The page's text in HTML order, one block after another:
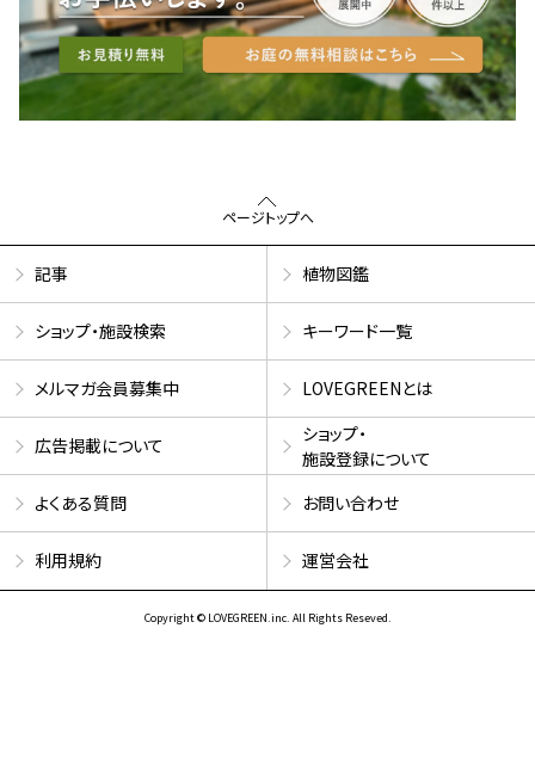
ページトップへ
記事 植物図鑑
ショップ・施設検索 キーワード一覧
メルマガ会員募集中 LOVEGREENとは
広告掲載について
ショップ・
施設登録について
よくある質問
お問い合わせ
利用規約 運営会社
Copyright © LOVEGREEN.inc. All Rights Reseved.